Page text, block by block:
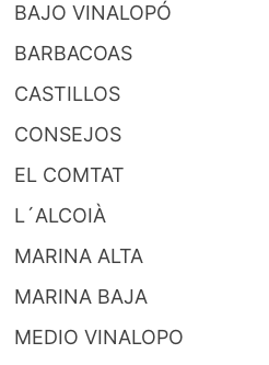
BAJO VINALOPÓ
BARBACOAS
CASTILLOS
CONSEJOS
EL COMTAT
L´ALCOIÀ
MARINA ALTA
MARINA BAJA
MEDIO VINALOPO